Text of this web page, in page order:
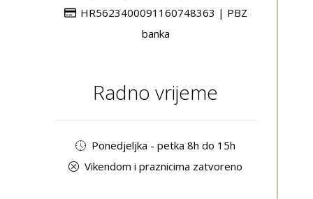
HR5623400091160748363 | PBZ
banka
Radno vrijeme
Ponedjeljka - petka 8h do 15h
Vikendom i praznicima zatvoreno